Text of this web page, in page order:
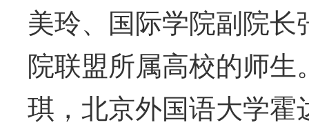
美玲、国际学院副院
院联盟所属高校的师
琪，北京外国语大学霍